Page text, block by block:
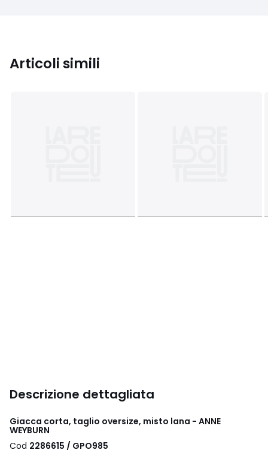
Articoli simili
Descrizione dettagliata
Giacca corta, taglio oversize, misto lana - ANNE
WEYBURN
Cod 2286615 / GPO985